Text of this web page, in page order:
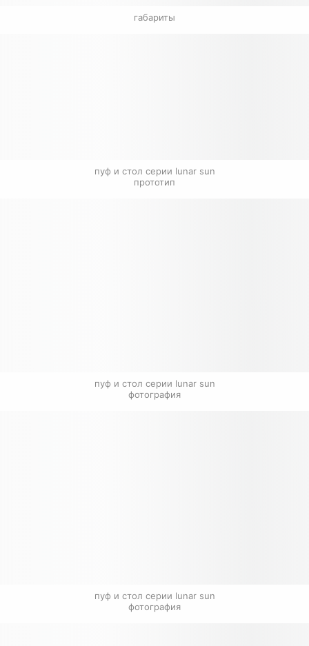
габариты
пуф и стол серии lunar sun
прототип
пуф и стол серии lunar sun
фотография
пуф и стол серии lunar sun
фотография